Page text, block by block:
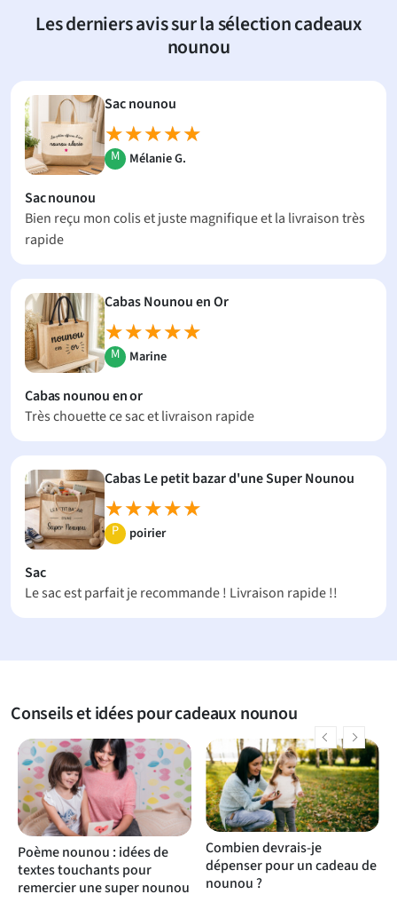
Les derniers avis sur la sélection cadeaux
nounou
Sac nounou
★★★★★
★★★★★
M Mélanie G.
Sac nounou
Bien reçu mon colis et juste magnifique et la livraison très
rapide
Cabas Nounou en Or
★★★★★
★★★★★
M Marine
Cabas nounou en or
Très chouette ce sac et livraison rapide
Cabas Le petit bazar d'une Super Nounou
★★★★★
★★★★★
P poirier
Sac
Le sac est parfait je recommande ! Livraison rapide !!
Conseils et idées pour cadeaux nounou
Poème nounou : idées de
textes touchants pour
remercier une super nounou
Combien devrais-je
dépenser pour un cadeau de
nounou ?